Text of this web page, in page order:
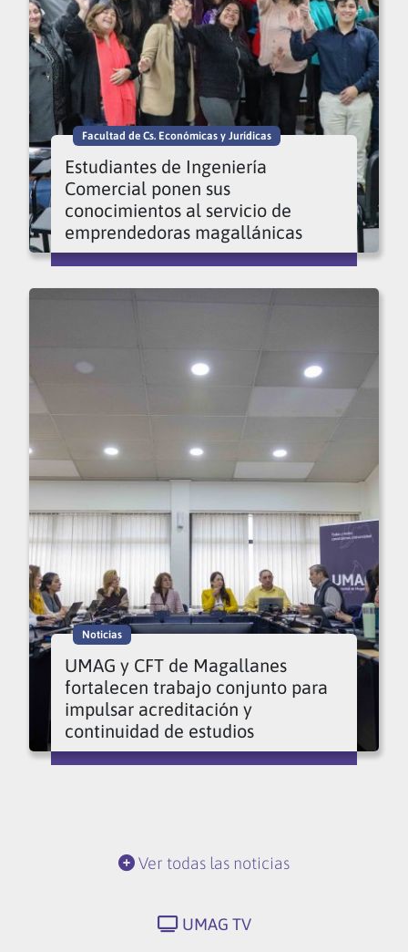
Facultad de Cs. Económicas y Jurídicas
Estudiantes de Ingeniería
Comercial ponen sus
conocimientos al servicio de
emprendedoras magallánicas
Noticias
UMAG y CFT de Magallanes
fortalecen trabajo conjunto para
impulsar acreditación y
continuidad de estudios
Ver todas las noticias
UMAG TV